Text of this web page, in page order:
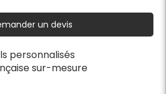
un devis
personnalisés
sur-mesure